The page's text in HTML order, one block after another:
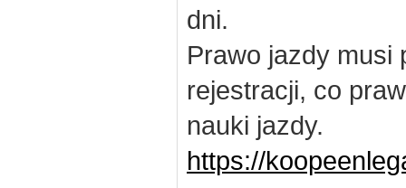
dni.
Prawo jazdy musi
rejestracji, co
nauki jazdy.
https://